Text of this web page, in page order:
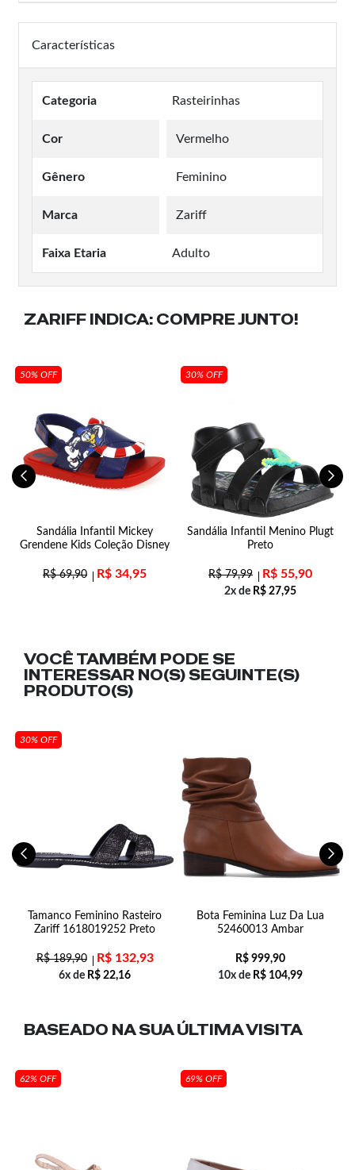
Características
Categoria Rasteirinhas
Cor Vermelho
Gênero Feminino
Marca Zariff
Faixa Etaria Adulto
ZARIFF INDICA: COMPRE JUNTO!
50% OFF
Sandália Infantil Mickey
Grendene Kids Coleção Disney
R$69,90 R$ 34,95
30% OFF
Sandália Infantil Menino Plugt
Preto
R$79,99 R$ 55,90
2x de R$ 27,95
VOCÊ TAMBÉM PODE SE
INTERESSAR NO(S) SEGUINTE(S)
PRODUTO(S)
30% OFF
Tamanco Feminino Rasteiro
Zariff 1618019252 Preto
R$189,90 R$132,93
6x de R$ 22,16
Bota Feminina Luz Da Lua
52460013 Ambar
R$ 999,90
10x de R$ 104,99
BASEADO NA SUAÚLTIMA VISITA
62% OFF 69% OFF